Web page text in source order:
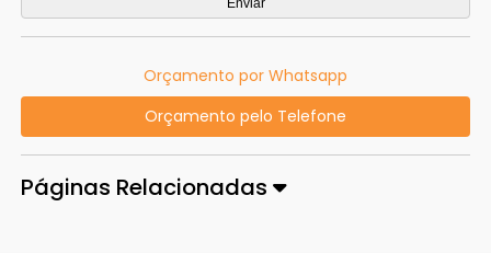
Orçamento por Whatsapp
Orçamento pelo Telefone
Páginas Relacionadas